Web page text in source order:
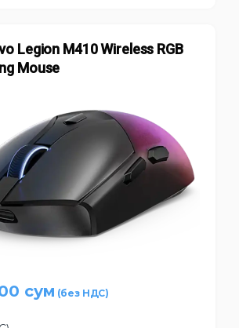
Legion M410 Wireless RGB
Mouse
сум